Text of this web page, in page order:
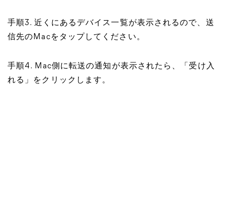
手順3. 近くにあるデバイス一覧が表示されるので、送
信先のMacをタップしてください。
手順4. Mac側に転送の通知が表示されたら、「受け入
れる」をクリックします。